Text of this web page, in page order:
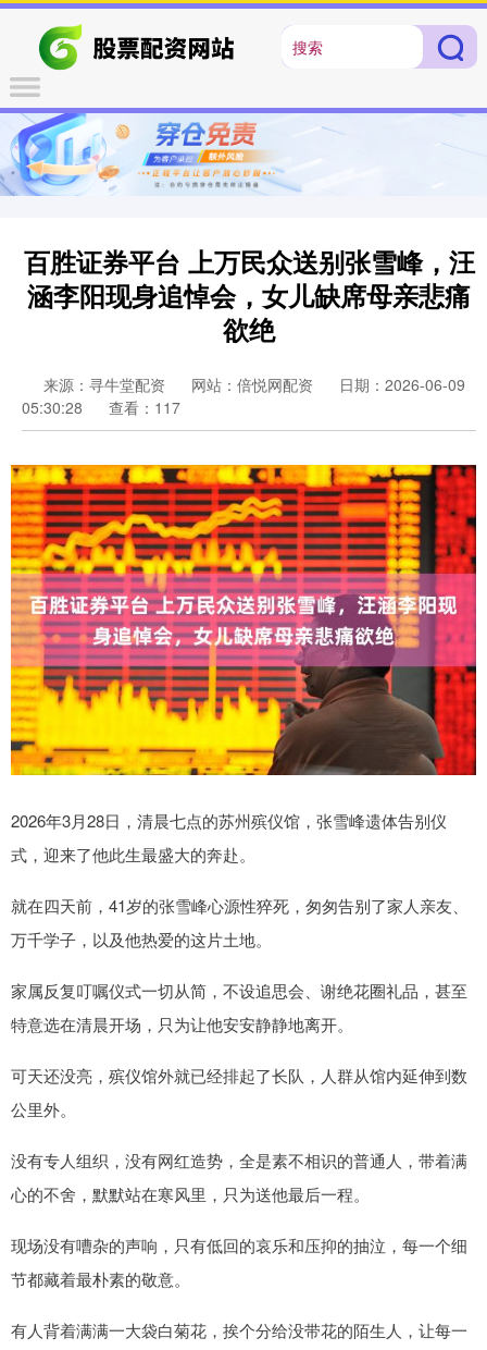
百胜证券平台 上万民众送别张雪峰，汪
涵李阳现身追悼会，女儿缺席母亲悲痛
欲绝
来源：寻牛堂配资 网站：倍悦网配资
日期：2026-06-09
05:30:28
查看：117
2026年3月28日，清晨七点的苏州殡仪馆，张雪峰遗体告别仪
式，迎来了他此生最盛大的奔赴。
就在四天前，41岁的张雪峰心源性猝死，匆匆告别了家人亲友、
万千学子，以及他热爱的这片土地。
家属反复叮嘱仪式一切从简，不设追思会、谢绝花圈礼品，甚至
特意选在清晨开场，只为让他安安静静地离开。
可天还没亮，殡仪馆外就已经排起了长队，人群从馆内延伸到数
公里外。
没有专人组织，没有网红造势，全是素不相识的普通人，带着满
心的不舍，默默站在寒风里，只为送他最后一程。
现场没有嘈杂的声响，只有低回的哀乐和压抑的抽泣，每一个细
节都藏着最朴素的敬意。
有人背着满满一大袋白菊花，挨个分给没带花的陌生人，让每一